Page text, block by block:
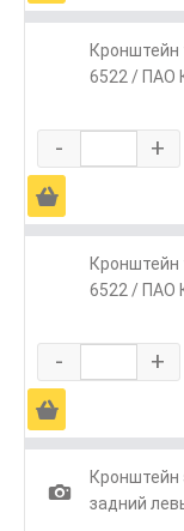
Кронштейн
6522 / ПАО
- +
Ä
Кронштейн
6522 / ПАО
- +
Ä
1
Кронштейн
задний